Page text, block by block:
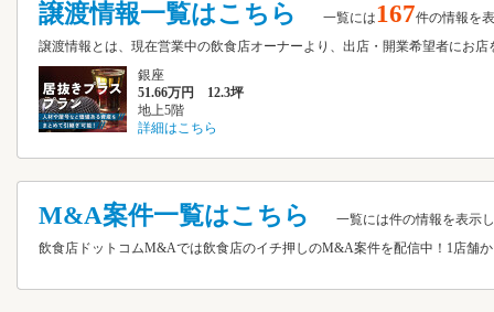
譲渡情報一覧はこちら 一覧には167件の情報を
譲渡情報とは、現在営業中の飲食店オーナーより、出店・開業希望者に
銀座
51.66万円 12.3坪
地上5階
詳細はこちら
M&A案件一覧はこちら 一覧には件の情報を表示
飲食店ドットコムM&Aでは飲食店のイチ押しのM&A案件を配信中！1店